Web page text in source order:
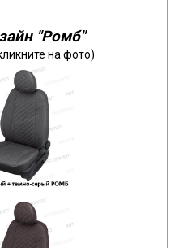
"Ромб"
на фото)